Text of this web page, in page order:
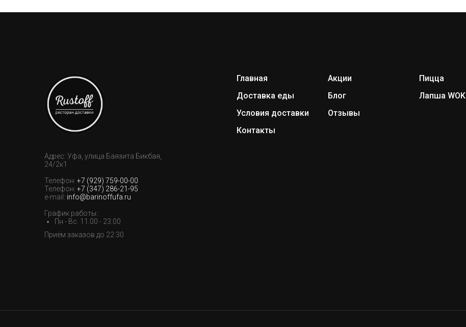
Адрес: Уфа, улица Баязита Бикбая,
24/2к1
Телефон: +7 (929) 759-00-00
Телефон: +7 (347) 286-21-95
e-mail: info@barinoffufa.ru
График работы:
Пн - Вс: 11.00 - 23.00
Приём заказов до 22:30
Главная
Доставка еды
Условия доставки
Контакты
Акции
Блог
Отзывы
Пицца
Лапша WOK